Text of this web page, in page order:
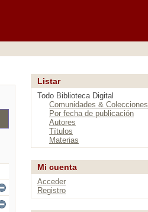
Listar
Todo Biblioteca Digital
Comunidades & Colecciones
Por fecha de publicación
Autores
Títulos
Materias
Mi cuenta
Acceder
Registro